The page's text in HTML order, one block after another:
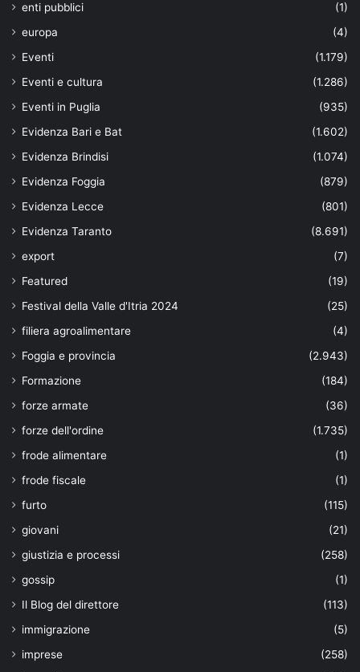
enti pubblici
(1)
europa
(4)
Eventi
(1.179)
Eventi e cultura
(1.286)
Eventi in Puglia
(935)
Evidenza Bari e Bat
(1.602)
Evidenza Brindisi
(1.074)
Evidenza Foggia
(879)
Evidenza Lecce
(801)
Evidenza Taranto
(8.691)
export
(7)
Featured
(19)
Festival della Valle d'Itria 2024
(25)
filiera agroalimentare
(4)
Foggia e provincia
(2.943)
Formazione
(184)
forze armate
(36)
forze dell'ordine
(1.735)
frode alimentare
(1)
frode fiscale
(1)
furto
(115)
giovani
(21)
giustizia e processi
(258)
gossip
(1)
Il Blog del direttore
(113)
immigrazione
(5)
imprese
(258)